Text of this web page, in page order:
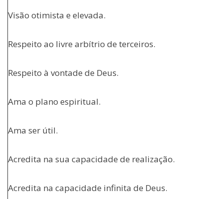
Visão otimista e elevada.
Respeito ao livre arbítrio de terceiros.
Respeito à vontade de Deus.
Ama o plano espiritual.
Ama ser útil.
Acredita na sua capacidade de realização.
Acredita na capacidade infinita de Deus.